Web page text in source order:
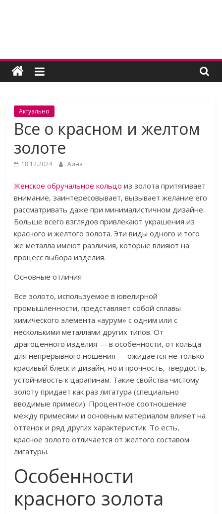
Женский
угодник
Блог
полезных
статей
для
женщин
Актуально
Все о красном и желтом
золоте
18.12.2024 Аина
Женское обручальное кольцо из золота притягивает
внимание, заинтересовывает, вызывает желание его
рассматривать даже при минималистичном дизайне.
Больше всего взглядов привлекают украшения из
красного и желтого золота. Эти виды одного и того
же металла имеют различия, которые влияют на
процесс выбора изделия.
Основные отличия
Все золото, используемое в ювелирной
промышленности, представляет собой сплавы
химического элемента «аурум» с одним или с
несколькими металлами других типов. От
драгоценного изделия — в особенности, от кольца
для непрерывного ношения — ожидается не только
красивый блеск и дизайн, но и прочность, твердость,
устойчивость к царапинам. Такие свойства чистому
золоту придает как раз лигатура (специально
вводимые примеси). Процентное соотношение
между примесями и основным материалом влияет на
оттенок и ряд других характеристик. То есть,
красное золото отличается от желтого составом
лигатуры.
Особенности
красного золота